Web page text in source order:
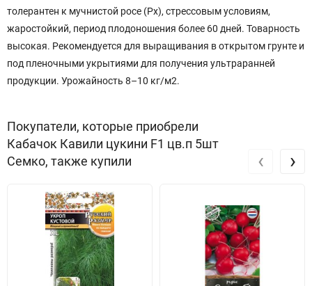
толерантен к мучнистой росе (Px), стрессовым условиям,
жаростойкий, период плодоношения более 60 дней. Товарность
высокая. Рекомендуется для выращивания в открытом грунте и
под пленочными укрытиями для получения ультраранней
продукции. Урожайность 8–10 кг/м2.
Покупатели, которые приобрели
Кабачок Кавили цукини F1 цв.п 5шт
Семко, также купили
‹ ›